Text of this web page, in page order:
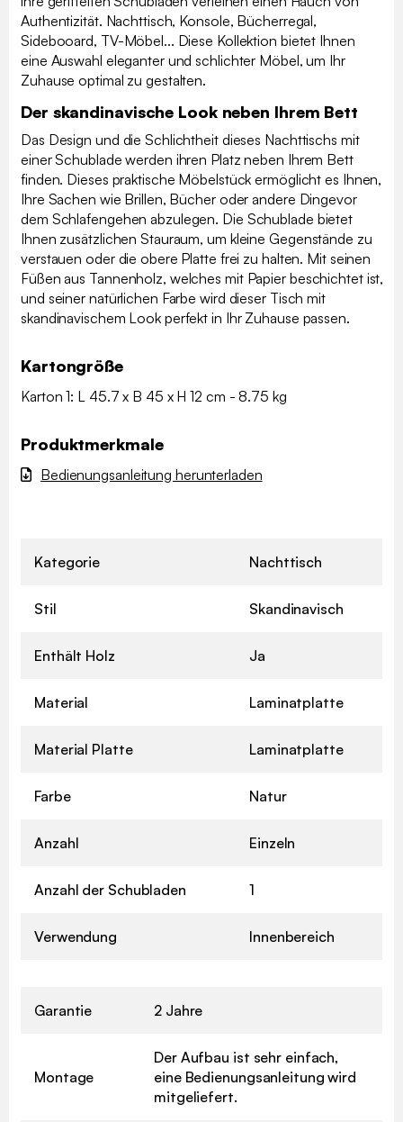
Authentizität. Nachttisch, Konsole, Bücherregal,
Sidebooard, TV-Möbel... Diese Kollektion bietet Ihnen
eine Auswahl eleganter und schlichter Möbel, um Ihr
Zuhause optimal zu gestalten.
Der skandinavische Look neben Ihrem Bett
Das Design und die Schlichtheit dieses Nachttischs mit
einer Schublade werden ihren Platz neben Ihrem Bett
finden. Dieses praktische Möbelstück ermöglicht es Ihnen,
Ihre Sachen wie Brillen, Bücher oder andere Dingevor
dem Schlafengehen abzulegen. Die Schublade bietet
Ihnen zusätzlichen Stauraum, um kleine Gegenstände zu
verstauen oder die obere Platte frei zu halten. Mit seinen
Füßen aus Tannenholz, welches mit Papier beschichtet ist,
und seiner natürlichen Farbe wird dieser Tisch mit
skandinavischem Look perfekt in Ihr Zuhause passen.
Kartongröße
Karton 1: L 45.7 x B 45 x H 12 cm - 8.75 kg
Produktmerkmale
Bedienungsanleitung herunterladen
Kategorie Nachttisch
Stil Skandinavisch
Enthält Holz Ja
Material Laminatplatte
Material Platte Laminatplatte
Farbe Natur
Anzahl Einzeln
Anzahl der Schubladen 1
Verwendung Innenbereich
Garantie 2 Jahre
Montage
Der Aufbau ist sehr einfach,
eine Bedienungsanleitung wird
mitgeliefert.